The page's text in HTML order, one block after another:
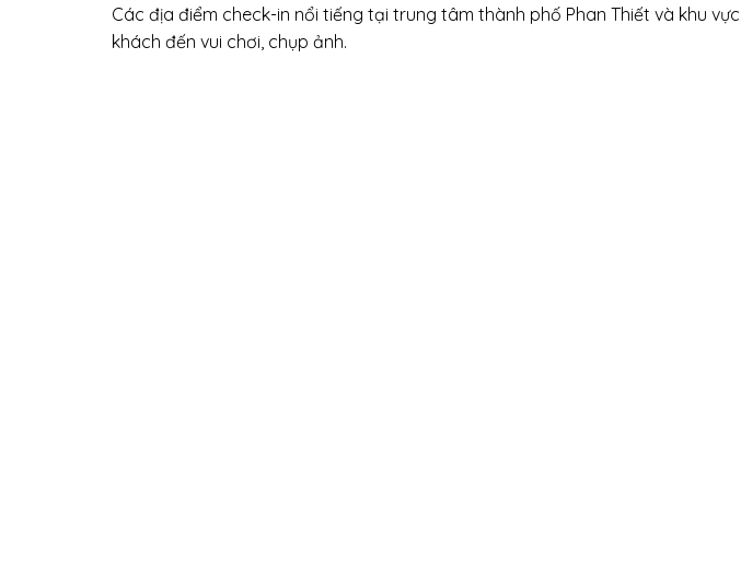
Các địa điểm check-in nổi tiếng tại trung tâm thành phố Phan Thiết và khu
khách đến vui chơi, chụp ảnh.